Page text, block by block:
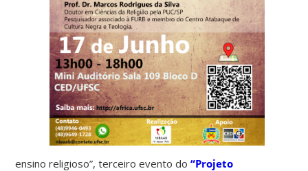
ensino religioso”, terceiro evento do“Projeto